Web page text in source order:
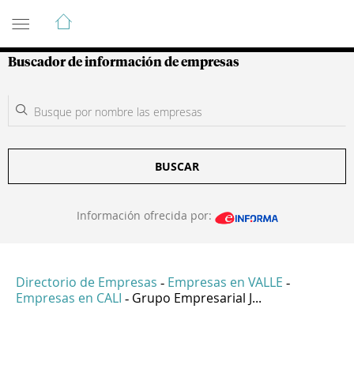
Guía de Empresas Colombianas
Buscador de información de empresas
BUSCAR
Información ofrecida por:
Directorio de Empresas - Empresas en VALLE -
Empresas en CALI - Grupo Empresarial J...